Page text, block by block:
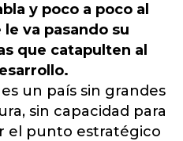
y poco a poco al
va pasando su
que catapulten al
un país sin grandes
sin capacidad para
el punto estratégico